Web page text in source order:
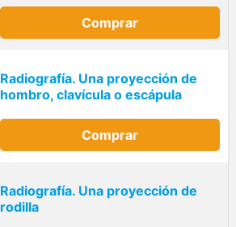
Comprar
Radiografía. Una proyección de
hombro, clavícula o escápula
Comprar
Radiografía. Una proyección de
rodilla